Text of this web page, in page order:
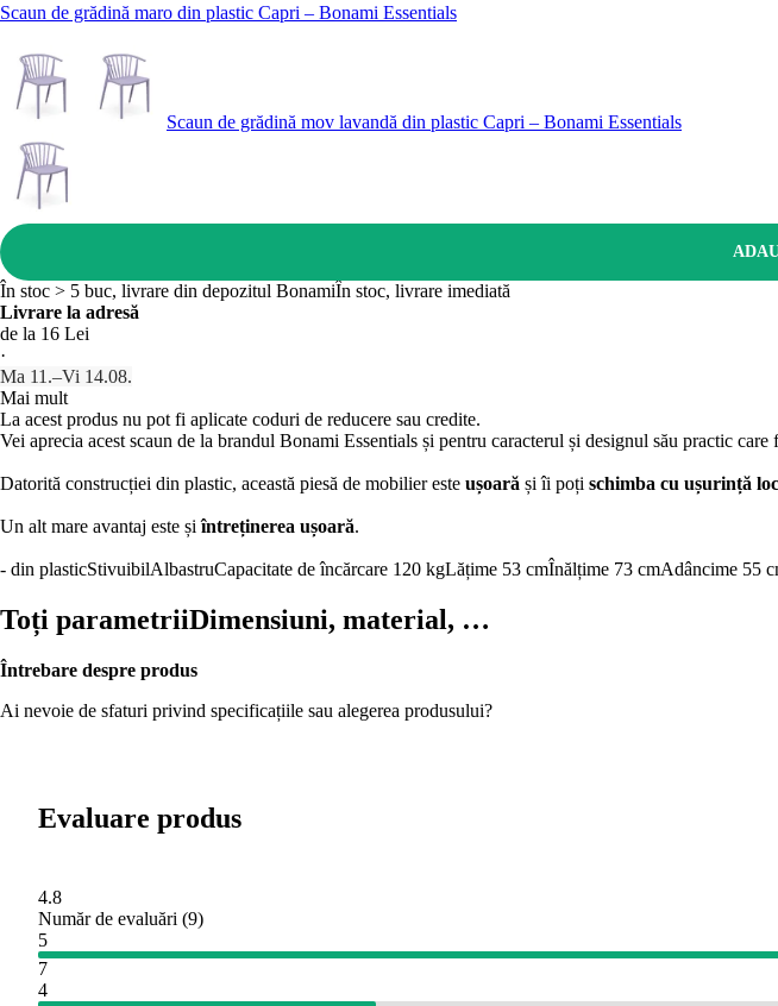
Scaun de grădină maro din plastic Capri – Bonami Essentials
Scaun de grădină mov lavandă din plastic Capri – Bonami Essentials
În stoc > 5 buc, livrare din depozitul BonamiÎn stoc, livrare imediată
Livrare la adresă
de la 16 Lei
·
Ma 11.–Vi 14.08.
Mai mult
La acest produs nu pot fi aplicate coduri de reducere sau credite.
Vei aprecia acest scaun de la brandul Bonami Essentials și pentru caracterul și designul său practic
Datorită construcției din plastic, această piesă de mobilier este ușoară și îi poți schimba cu ușurință
Un alt mare avantaj este șiîntreținerea ușoară.
- din plasticStivuibilAlbastruCapacitate de încărcare 120 kgLățime 53 cmÎnălțime 73 cmAdâncime 55
Toți parametriiDimensiuni, material, …
Întrebare despre produs
Ai nevoie de sfaturi privind specificațiile sau alegerea produsului?
Evaluare produs
4.8
Număr de evaluări (9)
5
7
4